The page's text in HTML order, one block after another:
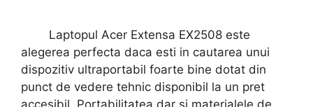
Laptopul Acer Extensa EX2508 este
alegerea perfecta daca esti in cautarea unui
dispozitiv ultraportabil foarte bine dotat din
punct de vedere tehnic disponibil la un pret
accesibil. Portabilitatea dar si materialele de